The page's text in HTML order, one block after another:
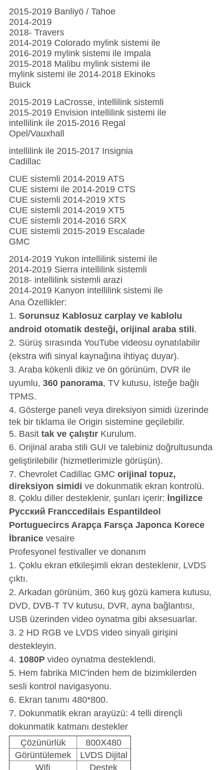
2015-2019 Banliyö / Tahoe
2014-2019
2018- Travers
2014-2019 Colorado mylink sistemi ile
2016-2019 mylink sistemi ile Impala
2015-2018 Malibu mylink sistemi ile
mylink sistemi ile 2014-2018 Ekinoks
Buick
2015-2019 LaCrosse, intellilink sistemli
2015-2019 Envision intellilink sistemi ile
intellilink ile 2015-2016 Regal
Opel/Vauxhall
intellilink ile 2015-2017 Insignia
Cadillac
CUE sistemli 2014-2019 ATS
CUE sistemi ile 2014-2019 CTS
CUE sistemli 2014-2019 XTS
CUE sistemli 2014-2019 XT5
CUE sistemli 2014-2016 SRX
CUE sistemli 2015-2019 Escalade
GMC
2014-2019 Yukon intellilink sistemi ile
2014-2019 Sierra intellilink sistemli
2018- intellilink sistemli arazi
2014-2019 Kanyon intellilink sistemi ile
Ana Özellikler:
1. Sorunsuz Kablosuz carplay ve kablolu
android otomatik desteği, orijinal araba stili.
2. Sürüş sırasında YouTube videosu oynatılabilir
(ekstra wifi sinyal kaynağına ihtiyaç duyar).
3. Araba kökenli dikiz ve ön görünüm, DVR ile
uyumlu, 360 panorama, TV kutusu, isteğe bağlı
TPMS.
4. Gösterge paneli veya direksiyon simidi üzerinde
tek bir tıklama ile Origin sistemine geçilebilir.
5. Basit tak ve çalıştırKurulum.
6. Orijinal araba stili GUI ve talebiniz doğrultusunda
geliştirilebilir (hizmetlerimizle görüşün).
7. Chevrolet Cadillac GMC orijinal topuz,
direksiyon simidi ve dokunmatik ekran kontrolü.
8. Çoklu diller desteklenir, şunları içerir: İngilizce
Pусский Franccedilais Espantildeol
Portuguecircs Arapça Farsça Japonca Korece
İbranicevesaire
Profesyonel festivaller ve donanım
1. Çoklu ekran etkileşimli ekran desteklenir, LVDS
çıktı.
2. Arkadan görünüm, 360 kuş gözü kamera kutusu,
DVD, DVB-T TV kutusu, DVR, ayna bağlantısı,
USB üzerinden video oynatma gibi aksesuarlar.
3. 2 HD RGB ve LVDS video sinyali girişini
destekleyin.
4. 1080Pvideo oynatma desteklendi.
5. Hem fabrika MIC'inden hem de bizimkilerden
sesli kontrol navigasyonu.
6. Ekran tanımı 480*800.
7. Dokunmatik ekran arayüzü: 4 telli dirençli
dokunmatik katmanı destekler
Çözünürlük
800X480
Görüntülemek
LVDS Dijital
Wifi
Destek